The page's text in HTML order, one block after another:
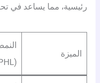
رئيسية، مما يساعد في
الميزة